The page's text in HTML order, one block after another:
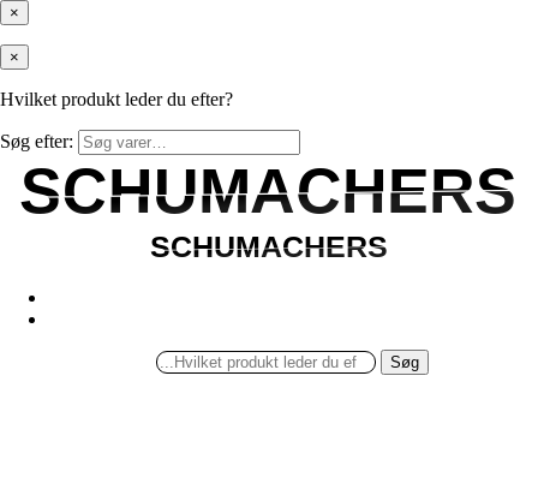
×
×
Hvilket produkt leder du efter?
Søg efter:
SCHUMACHERS
SCHUMACHERS
SCHUMACHERS
SCHUMACHERS
Søg